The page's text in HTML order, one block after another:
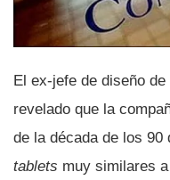
El ex-jefe de diseño de
revelado que la
de la década de los 90
tablets muy similares